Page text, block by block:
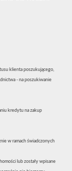
klienta poszukującego,
- na poszukiwanie
kredytu na zakup
w ramach świadczonych
lub zostały wpisane